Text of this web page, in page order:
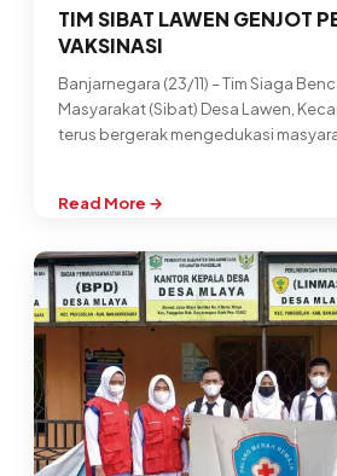
TIM SIBAT LAWEN GENJOT
VAKSINASI
Banjarnegara (23/11) – Tim Siaga
Masyarakat (Sibat) Desa Lawen,
terus bergerak mengedukasi
Read More →
:
SIBAT
LAWEN
GENJOT
VAKSINASI